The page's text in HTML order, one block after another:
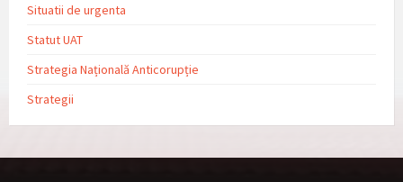
Situatii de urgenta
Statut UAT
Strategia Națională Anticorupție
Strategii